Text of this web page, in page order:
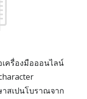
เครื่องมือออนไลน์
สเปนโบราณจาก